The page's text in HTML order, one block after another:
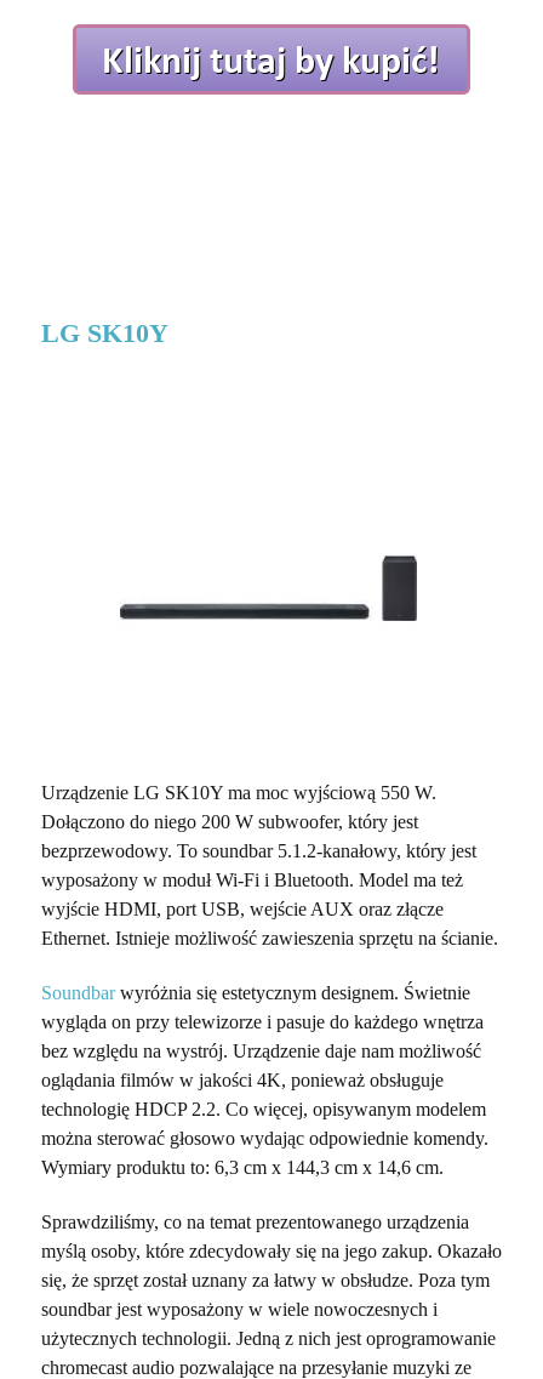
LG SK10Y
Urządzenie LG SK10Y ma moc wyjściową 550 W.
Dołączono do niego 200 W subwoofer, który jest
bezprzewodowy. To soundbar 5.1.2-kanałowy, który jest
wyposażony w moduł Wi-Fi i Bluetooth. Model ma też
wyjście HDMI, port USB, wejście AUX oraz złącze
Ethernet. Istnieje możliwość zawieszenia sprzętu na ścianie.
Soundbarwyróżnia się estetycznym designem. Świetnie
wygląda on przy telewizorze i pasuje do każdego wnętrza
bez względu na wystrój. Urządzenie daje nam możliwość
oglądania filmów w jakości 4K, ponieważ obsługuje
technologię HDCP 2.2. Co więcej, opisywanym modelem
można sterować głosowo wydając odpowiednie komendy.
Wymiary produktu to: 6,3 cm x 144,3 cm x 14,6 cm.
Sprawdziliśmy, co na temat prezentowanego urządzenia
myślą osoby, które zdecydowały się na jego zakup. Okazało
się, że sprzęt został uznany za łatwy w obsłudze. Poza tym
soundbar jest wyposażony w wiele nowoczesnych i
użytecznych technologii. Jedną z nich jest oprogramowanie
chromecast audio pozwalające na przesyłanie muzyki ze